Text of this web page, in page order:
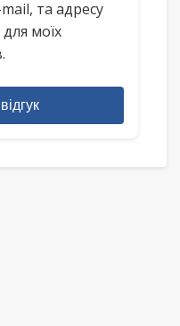
та адресу
моїх